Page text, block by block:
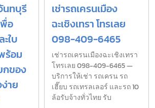
นทบุรี
อ
ใบ
ร้อม
กของ
าย
เช่ารถเครนเมือง
ฉะเชิงเทรา โทรเลย
098-409-6465
เช่ารถเครนเมืองฉะเชิงเทรา
โทรเลย 098-409-6465 —
บริการให้เช่า รถเครน รถ
เฮี๊ยบ รถเทรลเลอร์ และรถ 10
ล้อรับจ้างทั่วไทย รับ